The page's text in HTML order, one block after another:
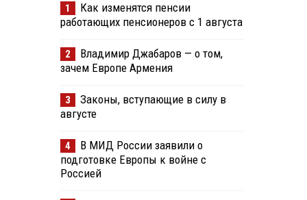
1
Как изменятся пенсии
работающих пенсионеров с 1 августа
2
Владимир Джабаров — о том,
зачем Европе Армения
3
Законы, вступающие в силу в
августе
4
В МИД России заявили о
подготовке Европы к войне с
Россией